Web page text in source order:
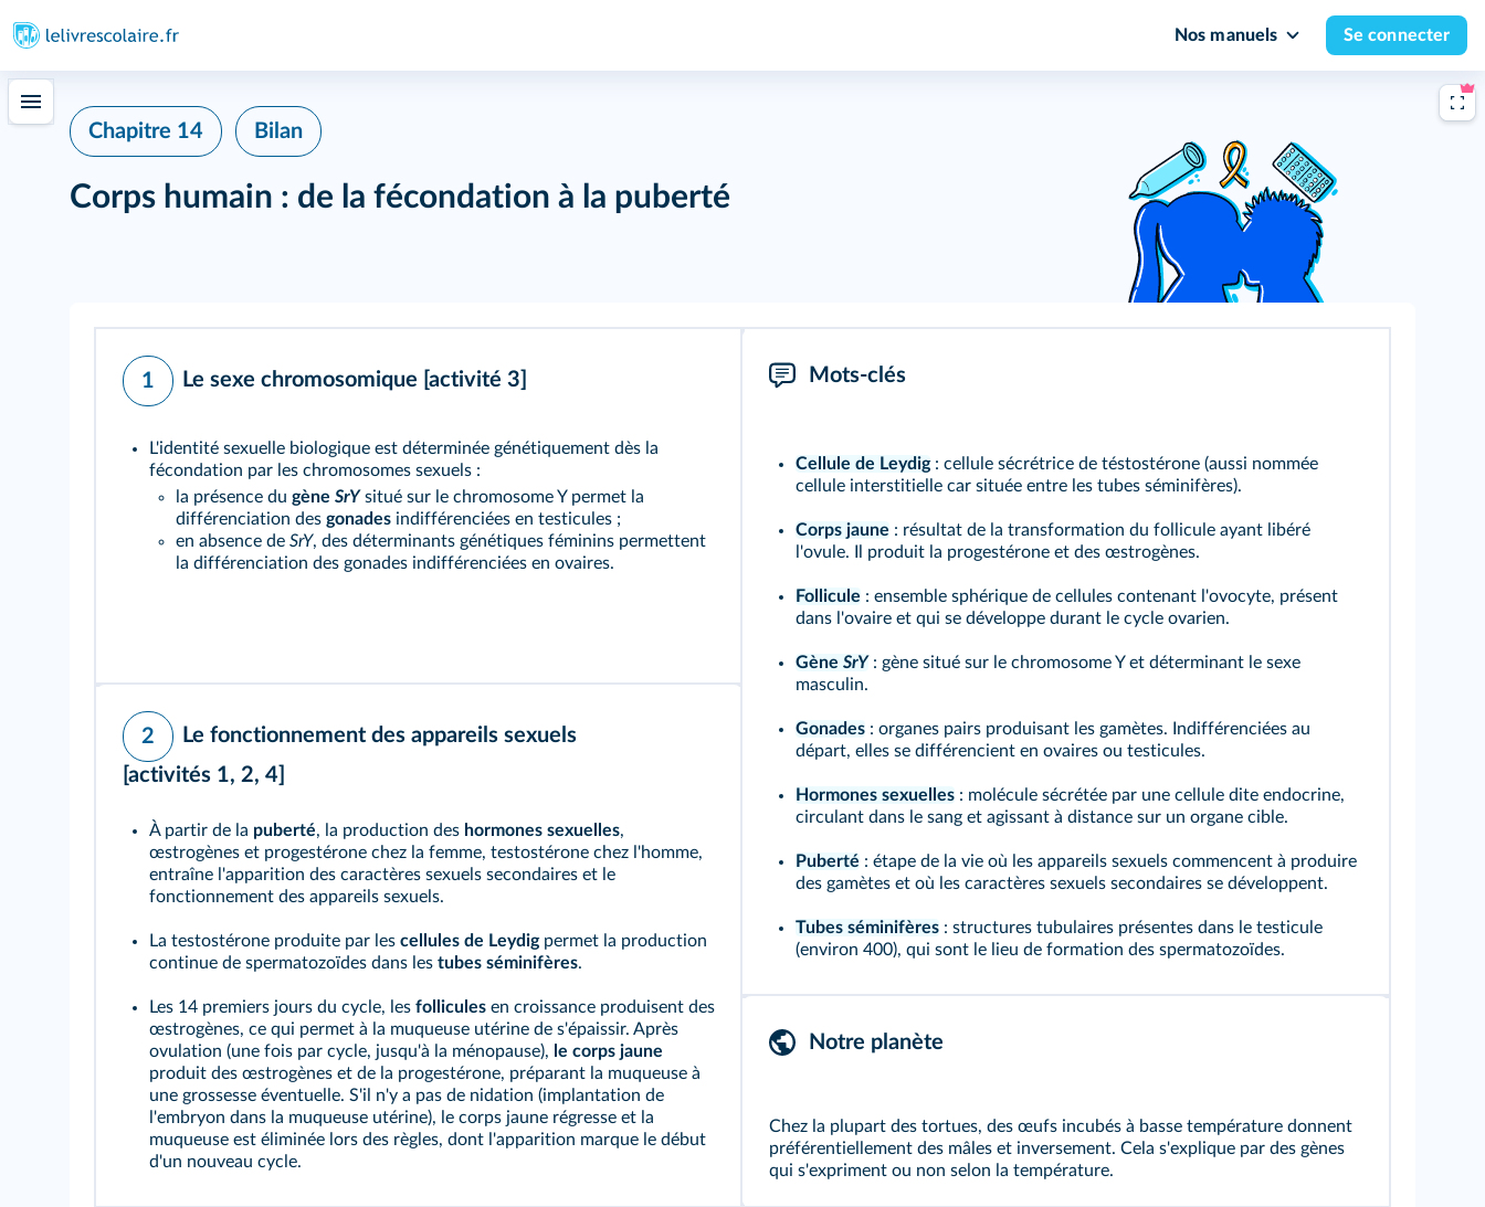
Nos manuels Se connecter
Chapitre 14 Bilan
Corps humain : de la fécondation à la puberté
1 Le sexe chromosomique [activité 3]
L'identité sexuelle biologique est déterminée génétiquement dès la
fécondation par les chromosomes sexuels :
la présence du gène SrY situé sur le chromosome Y permet la
différenciation des gonades indifférenciées en testicules ;
en absence de SrY, des déterminants génétiques féminins permettent
la différenciation des gonades indifférenciées en ovaires.
2
Le fonctionnement des appareils sexuels
[activités 1, 2, 4]
À partir de la puberté, la production des hormones sexuelles,
œstrogènes et progestérone chez la femme, testostérone chez l'homme,
entraîne l'apparition des caractères sexuels secondaires et le
fonctionnement des appareils sexuels.
La testostérone produite par les cellules de Leydigpermet la production
continue de spermatozoïdes dans les tubes séminifères.
Les 14 premiers jours du cycle, les follicules en croissance produisent des
œstrogènes, ce qui permet à la muqueuse utérine de s'épaissir. Après
ovulation (une fois par cycle, jusqu'à la ménopause), le corps jaune
produit des œstrogènes et de la progestérone, préparant la muqueuse à
une grossesse éventuelle. S'il n'y a pas de nidation (implantation de
l'embryon dans la muqueuse utérine), le corps jaune régresse et la
muqueuse est éliminée lors des règles, dont l'apparition marque le début
d'un nouveau cycle.
Mots-clés
Cellule de Leydig: cellule sécrétrice de téstostérone (aussi nommée
cellule interstitielle car située entre les tubes séminifères).
Corps jaune : résultat de la transformation du follicule ayant libéré
l'ovule. Il produit la progestérone et des œstrogènes.
Follicule : ensemble sphérique de cellules contenant l'ovocyte, présent
dans l'ovaire et qui se développe durant le cycle ovarien.
Gène SrY : gène situé sur le chromosome Y et déterminant le sexe
masculin.
Gonades : organes pairs produisant les gamètes. Indifférenciées au
départ, elles se différencient en ovaires ou testicules.
Hormones sexuelles : molécule sécrétée par une cellule dite endocrine,
circulant dans le sang et agissant à distance sur un organe cible.
Puberté : étape de la vie où les appareils sexuels commencent à produire
des gamètes et où les caractères sexuels secondaires se développent.
Tubes séminifères : structures tubulaires présentes dans le testicule
(environ 400), qui sont le lieu de formation des spermatozoïdes.
Notre planète
Chez la plupart des tortues, des œufs incubés à basse température donnent
préférentiellement des mâles et inversement. Cela s'explique par des gènes
qui s'expriment ou non selon la température.